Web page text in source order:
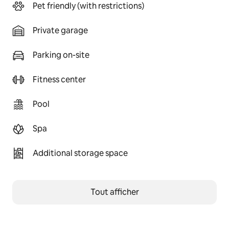
Pet friendly (with restrictions)
Private garage
Parking on-site
Fitness center
Pool
Spa
Additional storage space
Tout afficher